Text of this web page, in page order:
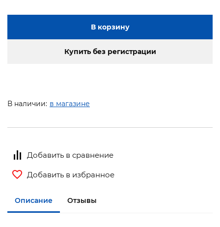
В корзину
Купить без регистрации
В наличии: в магазине
Добавить в сравнение
Добавить в избранное
Описание Отзывы